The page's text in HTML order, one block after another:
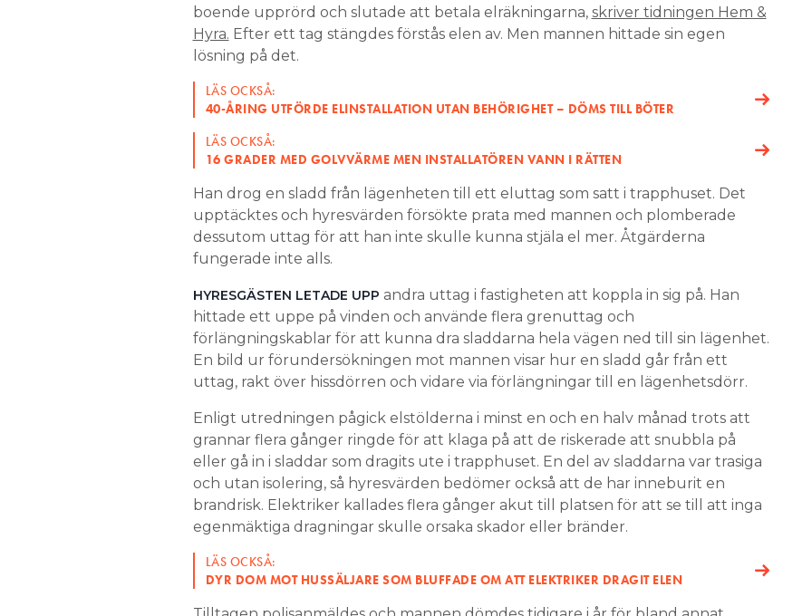
boende upprörd och slutade att betala elräkningarna, skriver tidningen Hem &
Hyra. Efter ett tag stängdes förstås elen av. Men mannen hittade sin egen
lösning på det.
LÄS OCKSÅ:
40-ÅRING UTFÖRDE ELINSTALLATION UTAN BEHÖRIGHET – DÖMS TILL BÖTER
LÄS OCKSÅ:
16 GRADER MED GOLVVÄRME MEN INSTALLATÖREN VANN I RÄTTEN
Han drog en sladd från lägenheten till ett eluttag som satt i trapphuset. Det
upptäcktes och hyresvärden försökte prata med mannen och plomberade
dessutom uttag för att han inte skulle kunna stjäla el mer. Åtgärderna
fungerade inte alls.
HYRESGÄSTEN LETADE UPP andra uttag i fastigheten att koppla in sig på. Han
hittade ett uppe på vinden och använde flera grenuttag och
förlängningskablar för att kunna dra sladdarna hela vägen ned till sin lägenhet.
En bild ur förundersökningen mot mannen visar hur en sladd går från ett
uttag, rakt över hissdörren och vidare via förlängningar till en lägenhetsdörr.
Enligt utredningen pågick elstölderna i minst en och en halv månad trots att
grannar flera gånger ringde för att klaga på att de riskerade att snubbla på
eller gå in i sladdar som dragits ute i trapphuset. En del av sladdarna var trasiga
och utan isolering, så hyresvärden bedömer också att de har inneburit en
brandrisk. Elektriker kallades flera gånger akut till platsen för att se till att inga
egenmäktiga dragningar skulle orsaka skador eller bränder.
LÄS OCKSÅ:
DYR DOM MOT HUSSÄLJARE SOM BLUFFADE OM ATT ELEKTRIKER DRAGIT ELEN